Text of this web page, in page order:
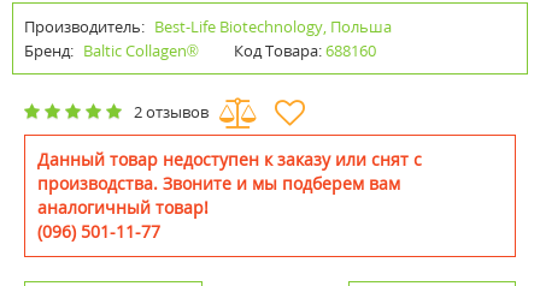
Производитель: Best-Life Biotechnology, Польша
Бренд: Baltic Collagen® Код Товара:688160
2 отзывов
Данный товар недоступен к заказу или снят с
производства. Звоните и мы подберем вам
аналогичный товар!
(096) 501-11-77